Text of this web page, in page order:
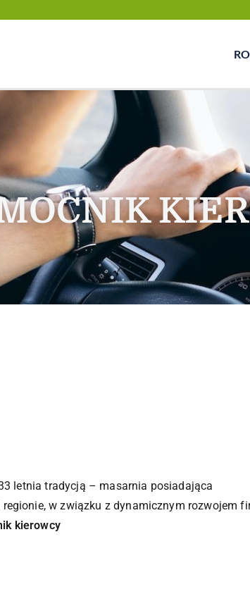
a pracownikiem
letnia tradycją – masarnia posiadająca
w związku z dynamicznym rozwojem
kierowcy